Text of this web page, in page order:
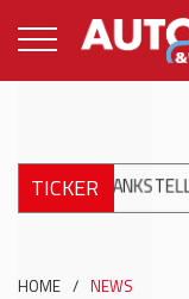
TICKER
HOME / NEWS